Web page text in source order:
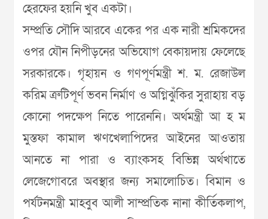
হেরফের হয়নি খুব একটা।
সম্প্রতি সৌদি আরবে একের পর এক নারী শ্রমিকদের
ওপর যৌন নিপীড়নের অভিযোগ বেকায়দায় ফেলেছে
সরকারকে। গৃহায়ন ও গণপূর্ণমন্ত্রী শ. ম. রেজাউল
করিম ত্রুটিপূর্ণ ভবন নির্মাণ ও অগ্নিঝুঁকির সুরাহায় বড়
কোনো পদক্ষেপ নিতে পারেননি। অর্থমন্ত্রী আ হ ম
মুস্তফা কামাল ঋণখেলাপিদের আইনের আওতায়
আনতে না পারা ও ব্যাংকসহ বিভিন্ন অর্থখাতে
লেজেগোবরে অবস্থার জন্য সমালোচিত। বিমান ও
পর্যটনমন্ত্রী মাহবুব আলী সাম্প্রতিক নানা কীর্তিকলাপ,